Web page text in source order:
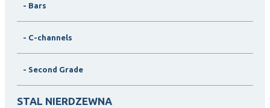
- Bars
- C-channels
- Second Grade
STAL NIERDZEWNA